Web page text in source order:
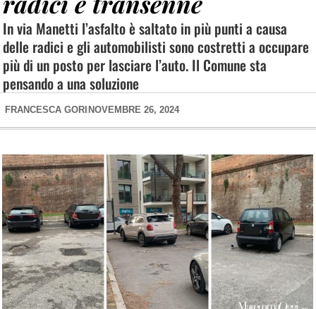
In via Manetti l’asfalto è saltato in più punti a causa
delle radici e gli automobilisti sono costretti a occupare
più di un posto per lasciare l’auto. Il Comune sta
pensando a una soluzione
FRANCESCA GORI NOVEMBRE 26, 2024